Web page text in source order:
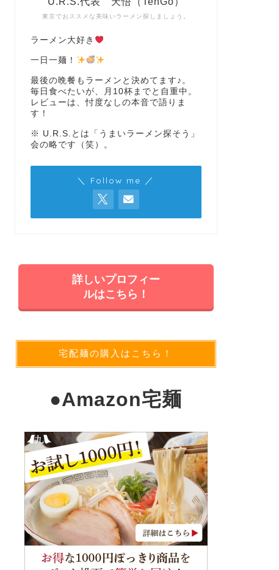
東京でおススメな美味いラーメン探しましょう。
ラーメン大好き
一日一麺！
最後の晩餐もラーメンと決めてます♪。
毎日食べたいが、月10杯までと自重中。
レビューは、忖度なしの本音で語りま
す！
※ U.R.S.とは「うまいラーメン探そう」
会の略です（笑）。
＼ Follow me ／
詳しいプロフィー
ルはこちら！
宅配麺の購入はこちら！
●Amazon宅麺